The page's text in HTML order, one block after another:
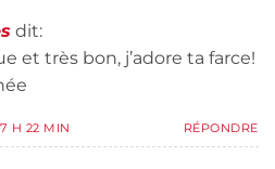
dit:
et très bon, j’adore ta farce!
H 22 MIN RÉPONDRE